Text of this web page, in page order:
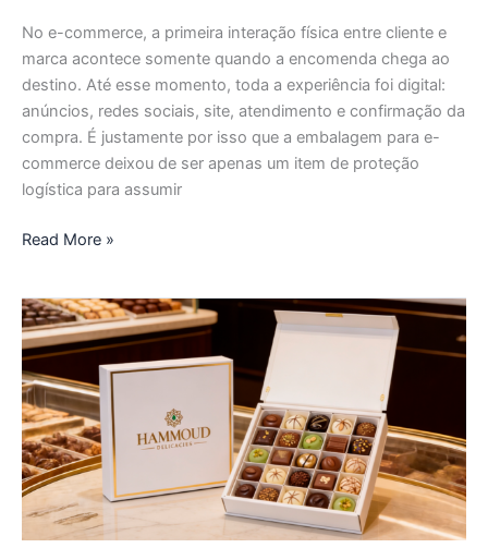
No e-commerce, a primeira interação física entre cliente e
marca acontece somente quando a encomenda chega ao
destino. Até esse momento, toda a experiência foi digital:
anúncios, redes sociais, site, atendimento e confirmação da
compra. É justamente por isso que a embalagem para e-
commerce deixou de ser apenas um item de proteção
logística para assumir
percebido
Read More »
O
que
faz
uma
embalagem
ser
lembrada?
Detalhes
que
transformam